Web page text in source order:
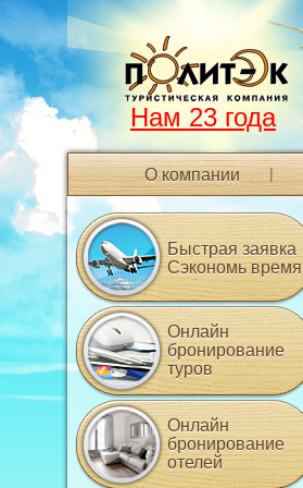
Нам 23 года
О компании
Быстрая заявка
Сэкономь время
Онлайн
бронирование
туров
Онлайн
бронирование
отелей